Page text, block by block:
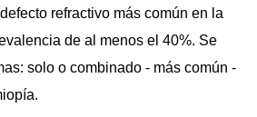
refractivo más común en la
de al menos el 40%. Se
solo o combinado - más común -